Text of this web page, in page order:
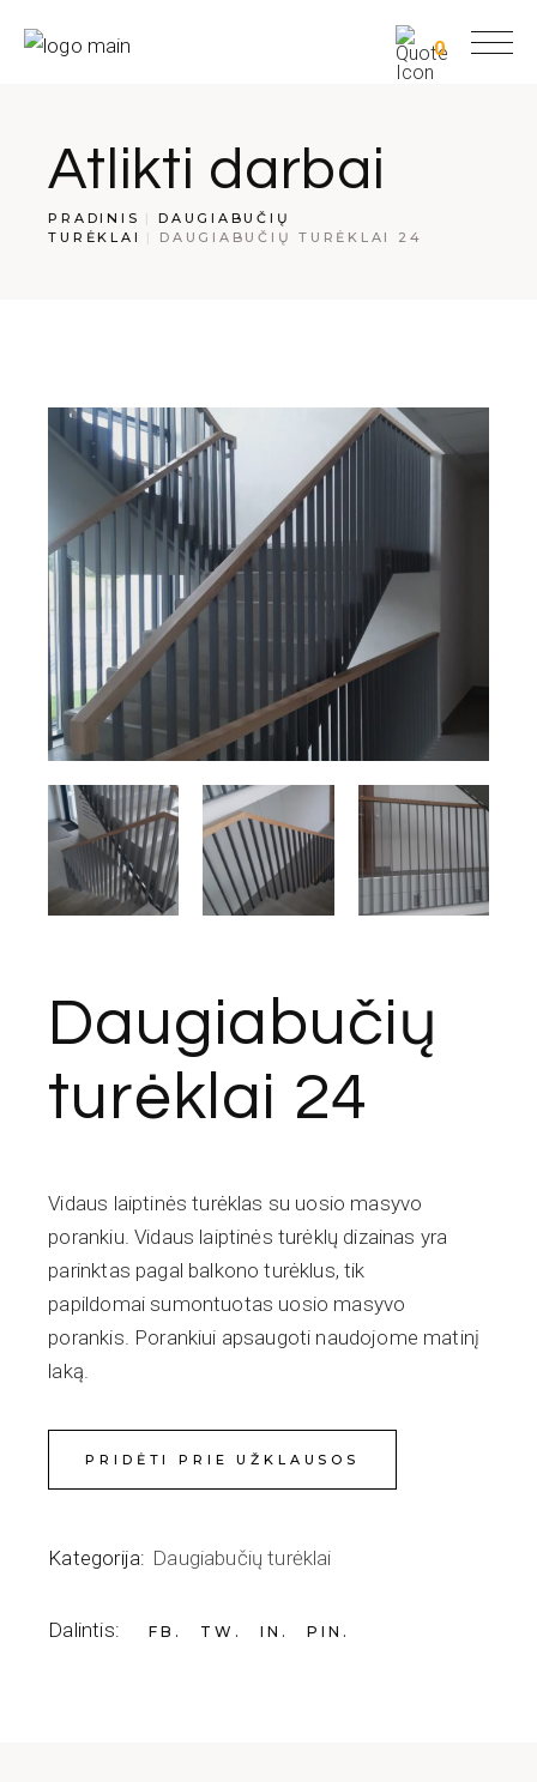
0
Atlikti darbai
PRADINIS
DAUGIABUČIŲ
TURĖKLAI
DAUGIABUČIŲ TURĖKLAI 24
Daugiabučių
turėklai 24
PRIDĖTI PRIE UŽKLAUSOS
Kategorija: Daugiabučių turėklai
Dalintis: FB TW IN PIN
Vidaus laiptinės turėklas su uosio masyvo
porankiu. Vidaus laiptinės turėklų dizainas yra
parinktas pagal balkono turėklus, tik
papildomai sumontuotas uosio masyvo
porankis. Porankiui apsaugoti naudojome matinį
laką.